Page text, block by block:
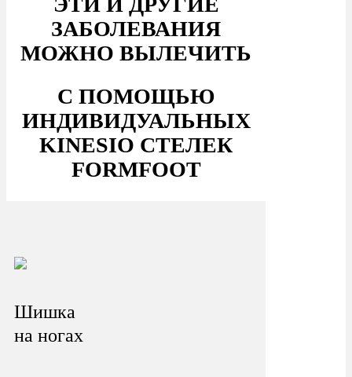
ЗАБОЛЕВАНИЯ
МОЖНО ВЫЛЕЧИТЬ
С ПОМОЩЬЮ
ИНДИВИДУАЛЬНЫХ
KINESIO СТЕЛЕК
FORMFOOT
Шишка
на ногах